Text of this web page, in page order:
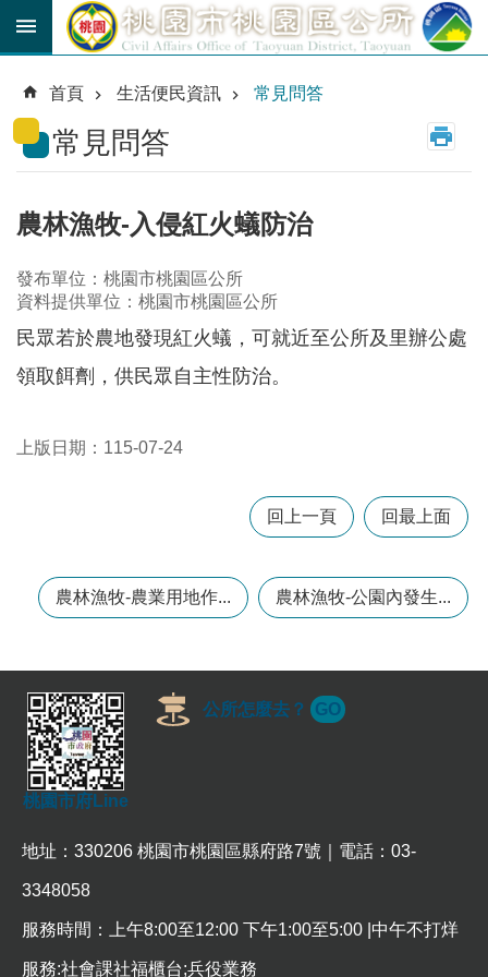
跳到主要內容區塊
育
貼
公
路
線
市
民
卡
進
尋
公
告
生
活
民
資
訊
機
通
首頁 生活便民資訊 常見問答
常見問答
農林漁牧-入侵紅火蟻防治
發布單位：桃園市桃園區公所
資料提供單位：桃園市桃園區公所
民眾若於農地發現紅火蟻，可就近至公所及里辦公處
領取餌劑，供民眾自主性防治。
上版日期：115-07-24
回上一頁 回最上面
農林漁牧-農業用地作... 農林漁牧-公園內發生...
桃園市府Line
公所怎麼去？ GO
地址：330206 桃園市桃園區縣府路7號｜電話：03-
3348058
服務時間：上午8:00至12:00 下午1:00至5:00 |中午不打烊
服務:社會課社福櫃台;兵役業務